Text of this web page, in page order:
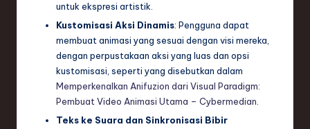
untuk ekspresi artistik.
Kustomisasi Aksi Dinamis: Pengguna dapat
membuat animasi yang sesuai dengan visi mereka,
dengan perpustakaan aksi yang luas dan opsi
kustomisasi, seperti yang disebutkan dalam
Memperkenalkan Anifuzion dari Visual Paradigm:
Pembuat Video Animasi Utama – Cybermedian.
Teks ke Suara dan Sinkronisasi Bibir